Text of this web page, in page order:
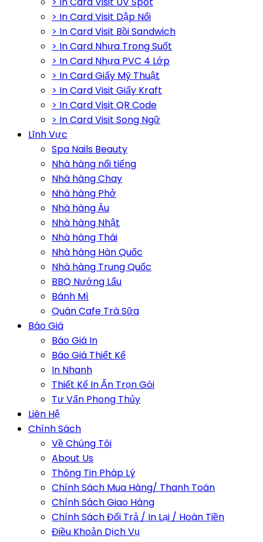
> In Card Visit Dập Nổi
> In Card Visit Bồi Sandwich
> In Card Nhựa Trong Suốt
> In Card Nhựa PVC 4 Lớp
> In Card Giấy Mỹ Thuật
> In Card Visit Giấy Kraft
> In Card Visit QR Code
> In Card Visit Song Ngữ
Lĩnh Vực
Spa Nails Beauty
Nhà hàng nổi tiếng
Nhà hàng Chay
Nhà hàng Phở
Nhà hàng Âu
Nhà hàng Nhật
Nhà hàng Thái
Nhà hàng Hàn Quốc
Nhà hàng Trung Quốc
BBQ Nướng Lẩu
Bánh Mì
Quán Cafe Trà Sữa
Báo Giá
Báo Giá In
Báo Giá Thiết Kế
In Nhanh
Thiết Kế In Ấn Trọn Gói
Tư Vấn Phong Thủy
Liên Hệ
Chính Sách
Về Chúng Tôi
About Us
Thông Tin Pháp Lý
Chính Sách Mua Hàng/ Thanh Toán
Chính Sách Giao Hàng
Chính Sách Đổi Trả / In Lại / Hoàn Tiền
Điều Khoản Dịch Vụ